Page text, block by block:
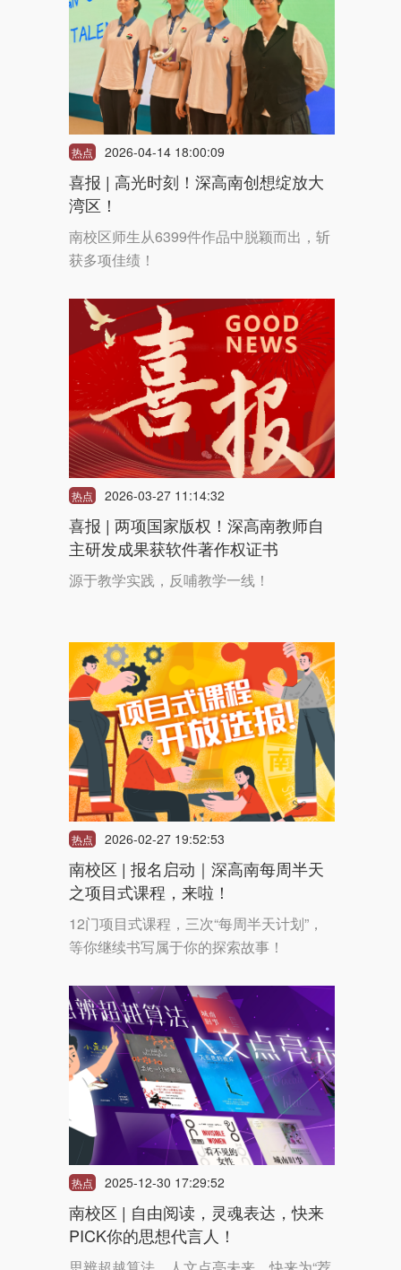
热点 2026-04-14 18:00:09
喜报 | 高光时刻！深高南创想绽放大
湾区！
南校区师生从6399件作品中脱颖而出，斩
获多项佳绩！
热点 2026-03-27 11:14:32
喜报 | 两项国家版权！深高南教师自
主研发成果获软件著作权证书
源于教学实践，反哺教学一线！
热点 2026-02-27 19:52:53
南校区 | 报名启动｜深高南每周半天
之项目式课程，来啦！
12门项目式课程，三次“每周半天计划”，
等你继续书写属于你的探索故事！
热点 2025-12-30 17:29:52
南校区 | 自由阅读，灵魂表达，快来
PICK你的思想代言人！